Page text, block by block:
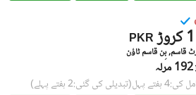
PKR
قاسم, بِن قاسم ٹاؤن
192 مرلہ
ہفتے پہل (تبدیلی کی گئی:2 ہفتے پہلے)